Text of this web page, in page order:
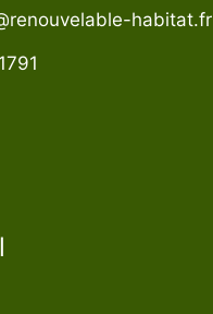
habitat.fr
1